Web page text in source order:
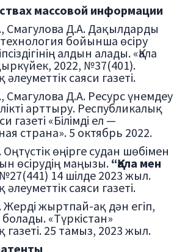
массовой информации
Смагулова Д.А. Дақылдарды
бойынша өсіру
алдын алады. «Қала
2022, №37(401).
саяси газеті.
Смагулова Д.А. Ресурс үнемдеу
арттыру. Республикалық
газеті «Білімді ел —
страна». 5 октябрь 2022.
өңірге судан шөбімен
өсірудің маңызы. “Қала мен
№27(441) 14 шілде 2023 жыл.
саяси газеті.
Жерді жыртпай-ақ дән егіп,
«Түркістан»
газеті. 25 тамыз, 2023 жыл.